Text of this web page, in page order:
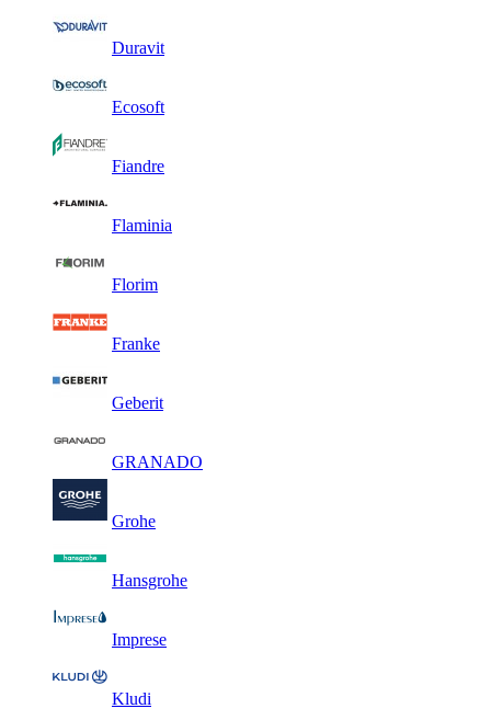
Duravit
Ecosoft
Fiandre
Flaminia
Florim
Franke
Geberit
GRANADO
Grohe
Hansgrohe
Imprese
Kludi